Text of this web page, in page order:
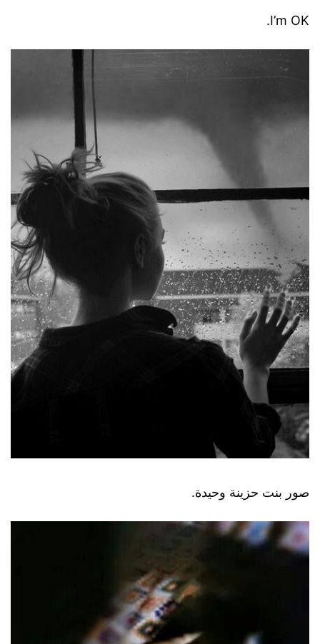
I’m OK.
صور بنت حزينة وحيدة.